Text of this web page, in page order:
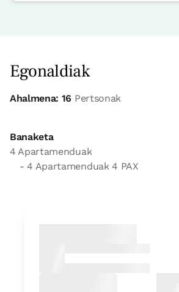
Egonaldiak
Ahalmena: 16 Pertsonak
Banaketa
4 Apartamenduak
- 4 Apartamenduak 4 PAX